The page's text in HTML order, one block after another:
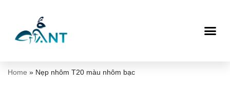
tới
Home » Nẹp nhôm T20 màu nhôm bạc